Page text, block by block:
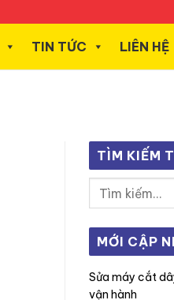
TIN TỨC LIÊN HỆ
TÌM KIẾM
MỚI CẬP
sửa máy cắt dây cnc fanuc robocut và
vận hành